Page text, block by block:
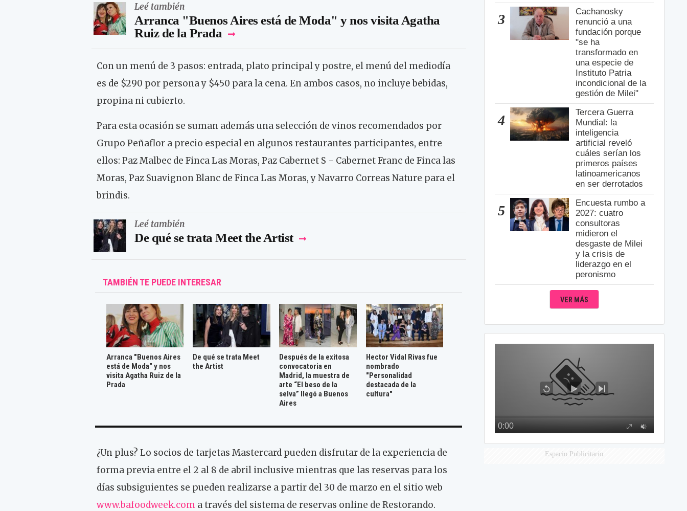
Leé también
Arranca "Buenos Aires está de Moda" y nos visita Agatha
Ruiz de la Prada
Con un menú de 3 pasos: entrada, plato principal y postre, el menú del mediodía
es de $290 por persona y $450 para la cena. En ambos casos, no incluye bebidas,
propina ni cubierto.
Para esta ocasión se suman además una selección de vinos recomendados por
Grupo Peñaflor a precio especial en algunos restaurantes participantes, entre
ellos: Paz Malbec de Finca Las Moras, Paz Cabernet S - Cabernet Franc de Finca las
Moras, Paz Suavignon Blanc de Finca Las Moras, y Navarro Correas Nature para el
brindis.
Leé también
De qué se trata Meet the Artist
TAMBIÉN TE PUEDE INTERESAR
Arranca "Buenos Aires
está de Moda" y nos
visita Agatha Ruiz de la
Prada
De qué se trata Meet
the Artist
Después de la exitosa
convocatoria en
Madrid, la muestra de
arte “El beso de la
selva” llegó a Buenos
Aires
Hector Vidal Rivas fue
nombrado
"Personalidad
destacada de la
cultura"
¿Un plus? Lo socios de tarjetas Mastercard pueden disfrutar de la experiencia de
forma previa entre el 2 al 8 de abril inclusive mientras que las reservas para los
días subsiguientes se pueden realizarse a partir del 30 de marzo en el sitio web
www.bafoodweek.com a través del sistema de reservas online de Restorando.
3
Cachanosky
renunció a una
fundación porque
"se ha
transformado en
una especie de
Instituto Patria
incondicional de la
gestión de Milei"
4
Tercera Guerra
Mundial: la
inteligencia
artificial reveló
cuáles serían los
primeros países
latinoamericanos
en ser derrotados
5
Encuesta rumbo a
2027: cuatro
consultoras
midieron el
desgaste de Milei
y la crisis de
liderazgo en el
peronismo
VER MÁS
Espacio Publicitario